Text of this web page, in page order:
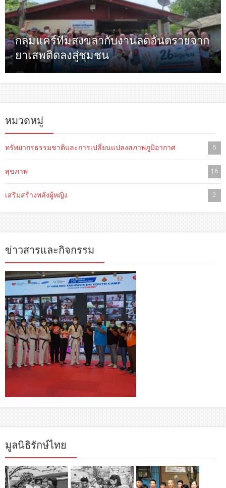
กลุ่มแคร์ทีมสงขลากับงานลดอันตรายจาก
ยาเสพติดลงสู่ชุมชน
หมวดหมู่
ทรัพยากรธรรมชาติและการเปลี่ยนแปลงสภาพภูมิอากาศ 5
สุขภาพ 16
เสริมสร้างพลังผู้หญิง 2
ข่าวสารและกิจกรรม
มูลนิธิรักษ์ไทย